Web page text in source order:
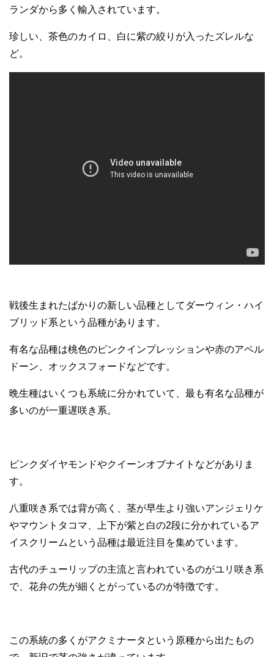
ランダから多く輸入されています。
珍しい、茶色のカイロ、白に紫の絞りが入ったズレルな
ど。
戦後生まれたばかりの新しい品種としてダーウィン・ハイ
ブリッド系という品種があります。
有名な品種は桃色のピンクインプレッションや赤のアペル
ドーン、オックスフォードなどです。
晩生種はいくつも系統に分かれていて、最も有名な品種が
多いのが一重遅咲き系。
ピンクダイヤモンドやクイーンオブナイトなどがありま
す。
八重咲き系では背が高く、茎が早生より強いアンジェリケ
やマウントタコマ、上下が紫と白の2段に分かれているア
イスクリームという品種は最近注目を集めています。
古代のチューリップの主流と言われているのがユリ咲き系
で、花弁の先が細くとがっているのが特徴です。
この系統の多くがアクミナータという原種から出たもの